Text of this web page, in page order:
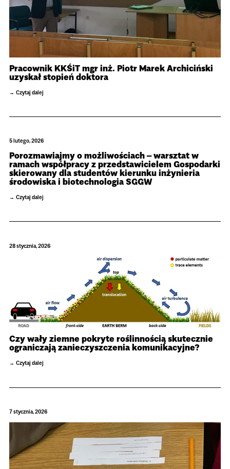
Pracownik KKŚiT mgr inż. Piotr Marek Archiciński
uzyskał stopień doktora
Czytaj dalej
5 lutego, 2026
Porozmawiajmy o możliwościach – warsztat w
ramach współpracy z przedstawicielem Gospodarki
skierowany dla studentów kierunku inżynieria
środowiska i biotechnologia SGGW
Czytaj dalej
28 stycznia, 2026
Czy wały ziemne pokryte roślinnością skutecznie
ograniczają zanieczyszczenia komunikacyjne?
Czytaj dalej
7 stycznia, 2026